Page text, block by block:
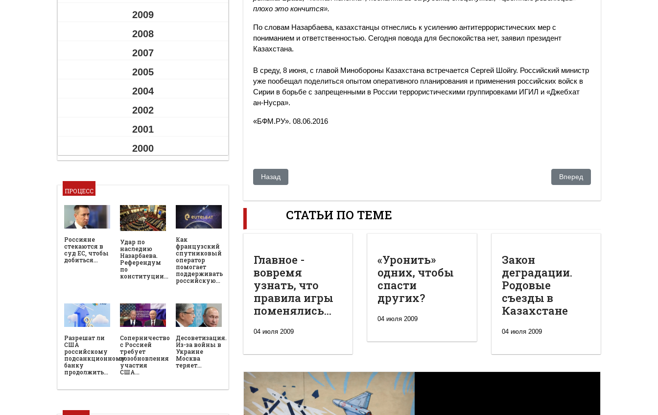
2009
2008
2007
2005
2004
2002
2001
2000
ПРОЦЕСС
Россияне
стекаются в
суд ЕС, чтобы
добиться…
Удар по
наследию
Назарбаева.
Референдум
по
конституции…
Как
французский
спутниковый
оператор
помогает
поддерживать
российскую…
Разрешат ли
США
российскому
подсанкционному
банку
продолжить…
Соперничество
с Россией
требует
возобновления
участия
США…
Десоветизация.
Из-за войны в
Украине
Москва
теряет…
плохо это кончится».
По словам Назарбаева, казахстанцы отнеслись к усилению антитеррористических мер с
пониманием и ответственностью. Сегодня повода для беспокойства нет, заявил президент
Казахстана.
В среду, 8 июня, с главой Минобороны Казахстана встречается Сергей Шойгу. Российский министр
уже пообещал поделиться опытом оперативного планирования и применения российских войск в
Сирии в борьбе с запрещенными в России террористическими группировками ИГИЛ и «Джебхат
ан-Нусра».
«БФМ.РУ». 08.06.2016
Предыдущий: Назарбаев призывает приговаривать террористов к смертной казни
Назад Следующий: Заговор и
Вперед
СТАТЬИ ПО ТЕМЕ
Главное -
вовремя
узнать, что
правила игры
поменялись...
04 июля 2009
«Уронить»
одних, чтобы
спасти
других?
04 июля 2009
Закон
деградации.
Родовые
съезды в
Казахстане
04 июля 2009